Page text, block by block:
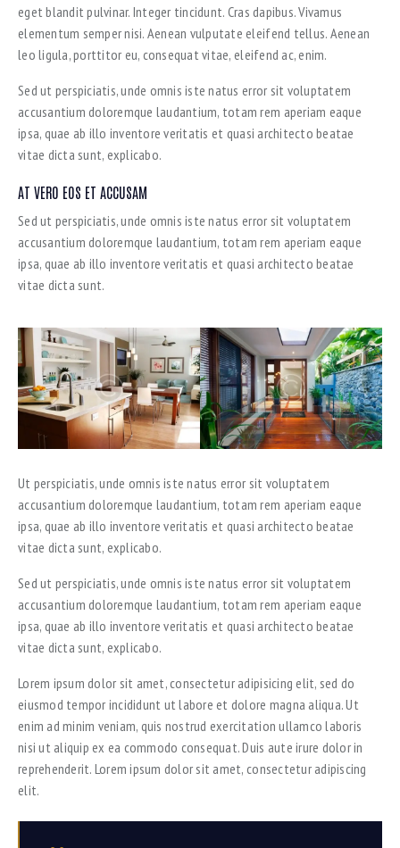
eget blandit pulvinar. Integer tincidunt. Cras dapibus. Vivamus
elementum semper nisi. Aenean vulputate eleifend tellus. Aenean
leo ligula, porttitor eu, consequat vitae, eleifend ac, enim.
Sed ut perspiciatis, unde omnis iste natus error sit voluptatem
accusantium doloremque laudantium, totam rem aperiam eaque
ipsa, quae ab illo inventore veritatis et quasi architecto beatae
vitae dicta sunt, explicabo.
AT VERO EOS ET ACCUSAM
Sed ut perspiciatis, unde omnis iste natus error sit voluptatem
accusantium doloremque laudantium, totam rem aperiam eaque
ipsa, quae ab illo inventore veritatis et quasi architecto beatae
vitae dicta sunt.
Ut perspiciatis, unde omnis iste natus error sit voluptatem
accusantium doloremque laudantium, totam rem aperiam eaque
ipsa, quae ab illo inventore veritatis et quasi architecto beatae
vitae dicta sunt, explicabo.
Sed ut perspiciatis, unde omnis iste natus error sit voluptatem
accusantium doloremque laudantium, totam rem aperiam eaque
ipsa, quae ab illo inventore veritatis et quasi architecto beatae
vitae dicta sunt, explicabo.
Lorem ipsum dolor sit amet, consectetur adipisicing elit, sed do
eiusmod tempor incididunt ut labore et dolore magna aliqua. Ut
enim ad minim veniam, quis nostrud exercitation ullamco laboris
nisi ut aliquip ex ea commodo consequat. Duis aute irure dolor in
reprehenderit. Lorem ipsum dolor sit amet, consectetur adipiscing
elit.